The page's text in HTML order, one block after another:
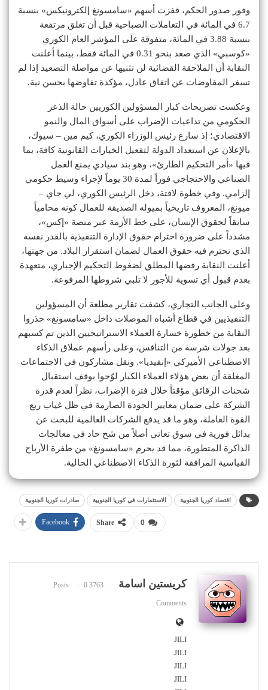
وفور صدور الحكم، قفزت أسهم «سامسونغ إلكترونيكس» بنسبة
6.7 في المائة في التعاملات الصباحية قبل أن تغلق مرتفعة
بنسبة 3.88 في المائة، متفوقة على المؤشر العام الكوري
«كوسبي» الذي صعد بنحو 0.31 في المائة فقط، بينما أعلنت
النقابة أن الملاحقة القضائية لن تثنيها عن مواصلة التصعيد إذا لم
تسفر المفاوضات عن اتفاق عادل، مؤكدة تفاوضها بحسن نية.
وعكست تصريحات كبار المسؤولين الكوريين حالة الذعر
الحكومي من تداعيات الإضراب على أسواق المال والنمو
الاقتصادي؛ إذ سارع رئيس الوزراء الكوري، كيم مين – سيوك،
بالإعلان عن استعداد الدولة لتفعيل الخيارات القانونية كافة، بما
فيها «أمر التحكيم الطارئ»، وهو بند سيادي يمنع العمل
الصناعي والاحتجاجي فوراً لمدة 30 يوماً لإجراء وسيط حكومي
إلزامي. وفي خطوة لافتة، دخل الرئيس الكوري، لي جاي –
ميونغ، المعروف تاريخياً بميوله الصديقة للعمال كونه محامياً
سابقاً لحقوق الإنسان، على خط الأزمة عبر منصة «إكس»،
مشدداً على ضرورة احترام حقوق الإدارة التنفيذية بالقدر نفسه
الذي تحترم فيه حقوق العمال لضمان استقرار البلاد. من جهتها،
أعلنت النقابة رفضها المطلق لضغوط التحكيم الإجباري، متعهدة
بعدم قبول أي تسوية للأجور لا تلبي شروطها المرفوعة.
وعلى الجانب التجاري، كشفت تقارير مطلعة أن المسؤولين
التنفيذيين في قطاع أشباه الموصلات داخل «سامسونغ» حذروا
النقابة من خطورة خسارة العملاء الاستراتيجيين الذين تم كسبهم
بعد جولات شرسة من التنافس، وعلى رأسهم عملاق الذكاء
الاصطناعي الأميركي «إنفيديا». ونقل مشاركون في الاجتماعات
المغلقة أن بعض هؤلاء العملاء الكبار لوّحوا بوقف استقبال
شحنات الرقائق مؤقتاً خلال فترة الإضراب، نظراً لعدم قدرة
الشركة على ضمان معايير الجودة الصارمة في ظل غياب ربع
القوة العاملة، وهو ما قد يدفع الشركات العالمية للبحث عن
بدائل فورية في سوق تعاني أصلاً من شح حاد في معالجات
الذاكرة المتطورة، مما قد يحرم «سامسونغ» من طفرة الأرباح
القياسية المرافقة لثورة الذكاء الاصطناعي الحالية.
اقتصاد كوريا الجنوبية الاستثمارات في كوريا الجنوبية صادرات كوريا الجنوبية
0
Share
Facebook
كريستين اسامة 3763 Posts
0
Comments
JILI
JILI
JILI
JILI